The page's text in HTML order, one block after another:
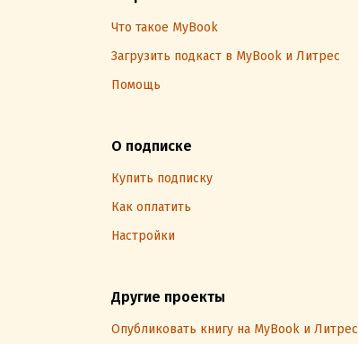
Что такое MyBook
Загрузить подкаст в MyBook и Литрес
Помощь
О подписке
Купить подписку
Как оплатить
Настройки
Другие проекты
Опубликовать книгу на MyBook и Литрес